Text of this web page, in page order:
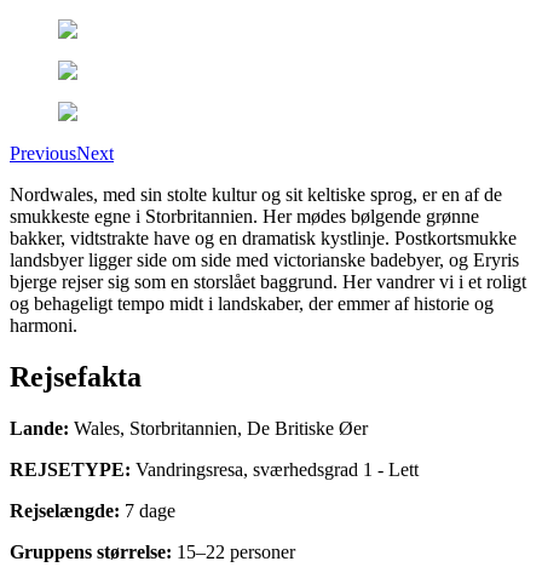
PreviousNext
Nordwales, med sin stolte kultur og sit keltiske sprog, er en af de
smukkeste egne i Storbritannien. Her mødes bølgende grønne
bakker, vidtstrakte have og en dramatisk kystlinje. Postkortsmukke
landsbyer ligger side om side med victorianske badebyer, og Eryris
bjerge rejser sig som en storslået baggrund. Her vandrer vi i et roligt
og behageligt tempo midt i landskaber, der emmer af historie og
harmoni.
Rejsefakta
Lande: Wales, Storbritannien, De Britiske Øer
REJSETYPE: Vandringsresa, sværhedsgrad 1 - Lett
Rejselængde: 7 dage
Gruppens størrelse: 15–22 personer